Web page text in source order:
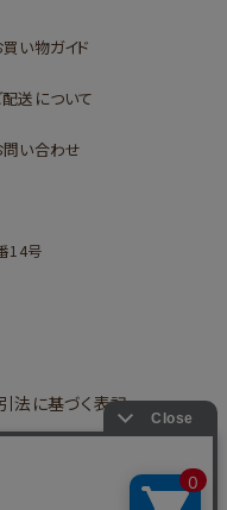
買い物ガイド
配送について
問い合わせ
14号
法に基づく表記